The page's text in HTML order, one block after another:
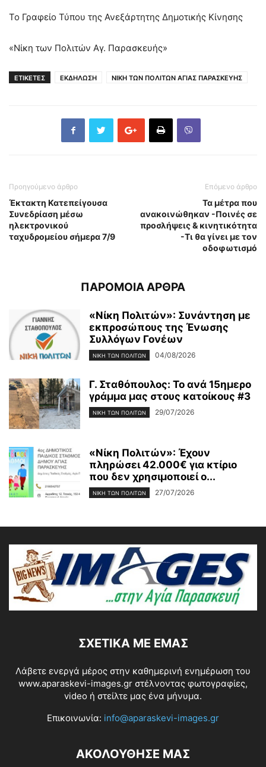
Το Γραφείο Τύπου της Ανεξάρτητης Δημοτικής Κίνησης
«Νίκη των Πολιτών Αγ. Παρασκευής»
ΕΤΙΚΕΤΕΣ ΕΚΔΗΛΩΣΗ ΝΙΚΗ ΤΩΝ ΠΟΛΙΤΩΝ ΑΓΙΑΣ ΠΑΡΑΣΚΕΥΗΣ
Προηγούμενο άρθρο
Έκτακτη Κατεπείγουσα
Συνεδρίαση μέσω
ηλεκτρονικού
ταχυδρομείου σήμερα 7/9
Επόμενο άρθρο
Τα μέτρα που
ανακοινώθηκαν -Ποινές σε
προσλήψεις & κινητικότητα
-Τι θα γίνει με τον
οδοφωτισμό
ΠΑΡΟΜΟΙΑ ΑΡΘΡΑ
«Νίκη Πολιτών»: Συνάντηση με
εκπροσώπους της Ένωσης
Συλλόγων Γονέων
ΝΊΚΗ ΤΩΝ ΠΟΛΙΤΏΝ 04/08/2026
Γ. Σταθόπουλος: Το ανά 15ημερο
γράμμα μας στους κατοίκους #3
ΝΊΚΗ ΤΩΝ ΠΟΛΙΤΏΝ 29/07/2026
«Νίκη Πολιτών»: Έχουν
πληρώσει 42.000€ για κτίριο
που δεν χρησιμοποιεί ο...
ΝΊΚΗ ΤΩΝ ΠΟΛΙΤΏΝ 27/07/2026
ΣΧΕΤΙΚΆ ΜΕ ΕΜΆΣ
Λάβετε ενεργά μέρος στην καθημερινή ενημέρωση του
www.aparaskevi-images.gr στέλνοντας φωτογραφίες,
video ή στείλτε μας ένα μήνυμα.
Επικοινωνία: info@aparaskevi-images.gr
ΑΚΟΛΟΥΘΗΣΕ ΜΑΣ